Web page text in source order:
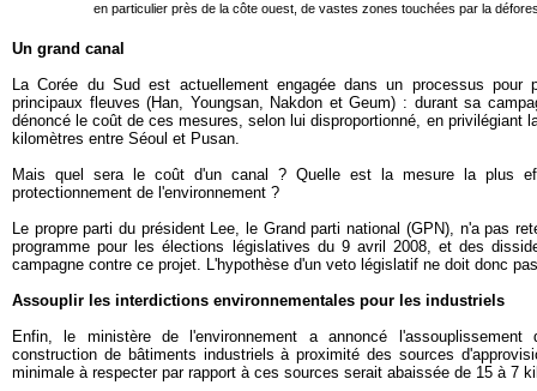
en particulier près de la côte ouest, de vastes zones touchées par la
Un grand canal
La Corée du Sud est actuellement engagée dans un processus pour
principaux fleuves (Han, Youngsan, Nakdon et Geum) : durant sa
dénoncé le coût de ces mesures, selon lui disproportionné, en privilégiant
kilomètres entre Séoul et Pusan.
Mais quel sera le coût d'un canal ? Quelle est la mesure la plus
protectionnement de l'environnement ?
Le propre parti du président Lee, le Grand parti national (GPN), n'a pas
programme pour les élections législatives du 9 avril 2008, et des
campagne contre ce projet. L'hypothèse d'un veto législatif ne doit donc
Assouplir les interdictions environnementales pour les industriels
Enfin, le ministère de l'environnement a annoncé l'assouplissement
construction de bâtiments industriels à proximité des sources
minimale à respecter par rapport à ces sources serait abaissée de 15 à 7